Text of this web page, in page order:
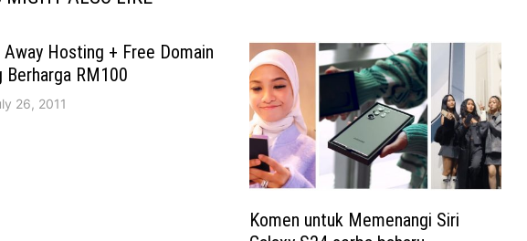
Away Hosting + Free Domain
Berharga RM100
26, 2011
Komen untuk Memenangi Siri